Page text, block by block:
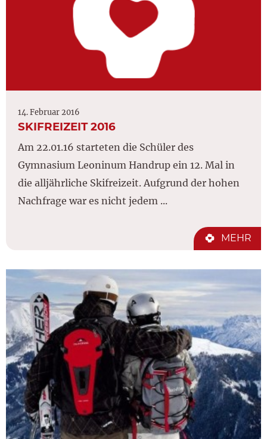
14. Februar 2016
SKIFREIZEIT 2016
Am 22.01.16 starteten die Schüler des
Gymnasium Leoninum Handrup ein 12. Mal in
die alljährliche Skifreizeit. Aufgrund der hohen
Nachfrage war es nicht jedem ...
MEHR